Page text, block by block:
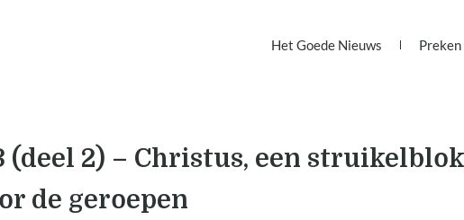
Het Goede Nieuws Preken
(deel 2) – Christus, een
de geroepen